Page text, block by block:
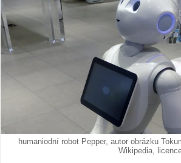
humaniodní robot Pepper, autor obrázku
Wikipedia,